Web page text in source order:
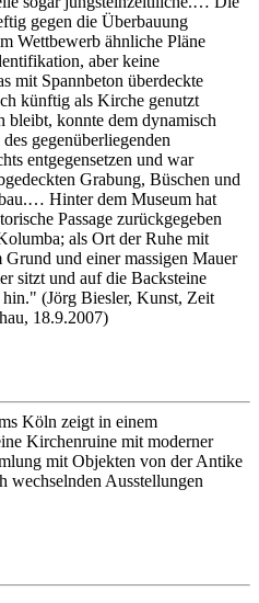
gegen die Überbauung
Wettbewerb ähnliche Pläne
aber keine
mit Spannbeton überdeckte
künftig als Kirche genutzt
bleibt, konnte dem dynamisch
gegenüberliegenden
entgegensetzen und war
Grabung, Büschen und
Hinter dem Museum hat
Passage zurückgegeben
als Ort der Ruhe mit
und einer massigen Mauer
sitzt und auf die Backsteine
(Jörg Biesler, Kunst, Zeit
18.9.2007)
Köln zeigt in einem
Kirchenruine mit moderner
mit Objekten von der Antike
wechselnden Ausstellungen